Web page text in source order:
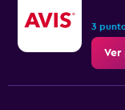
to
3
Ver